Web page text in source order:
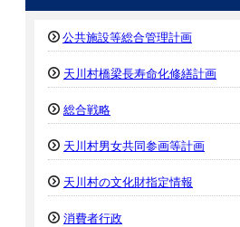
公共施設等総合管理計画
天川村橋梁長寿命化修繕計画
総合戦略
天川村男女共同参画等計画
天川村の文化財指定情報
消費者行政